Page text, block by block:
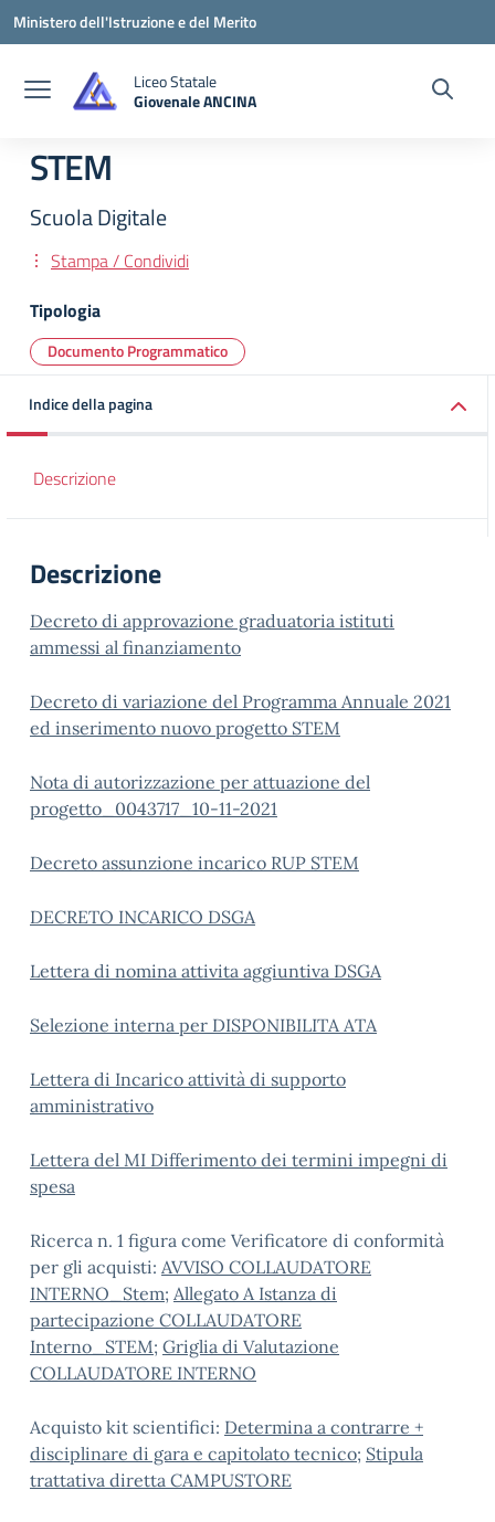
Vai ai contenuti
Vai al menu di navigazione
Vai al footer
Ministero dell'Istruzione e del Merito
Liceo Statale
Giovenale ANCINA
STEM
Scuola Digitale
Stampa / Condividi
Tipologia
Documento Programmatico
Indice della pagina
Descrizione
Descrizione
Decreto di approvazione graduatoria istituti
ammessi al finanziamento
Decreto di variazione del Programma Annuale 2021
ed inserimento nuovo progetto STEM
Nota di autorizzazione per attuazione del
progetto_0043717_10-11-2021
Decreto assunzione incarico RUP STEM
DECRETO INCARICO DSGA
Lettera di nomina attivita aggiuntiva DSGA
Selezione interna per DISPONIBILITA ATA
Lettera di Incarico attività di supporto
amministrativo
Lettera del MI Differimento dei termini impegni di
spesa
Ricerca n. 1 figura come Verificatore di conformità
per gli acquisti: AVVISO COLLAUDATORE
INTERNO_Stem; Allegato A Istanza di
partecipazione COLLAUDATORE
Interno_STEM; Griglia di Valutazione
COLLAUDATORE INTERNO
Acquisto kit scientifici: Determina a contrarre +
disciplinare di gara e capitolato tecnico; Stipula
trattativa diretta CAMPUSTORE